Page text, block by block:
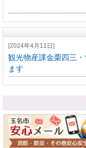
[2024年4月11日]
観光物産課金栗四三
ます